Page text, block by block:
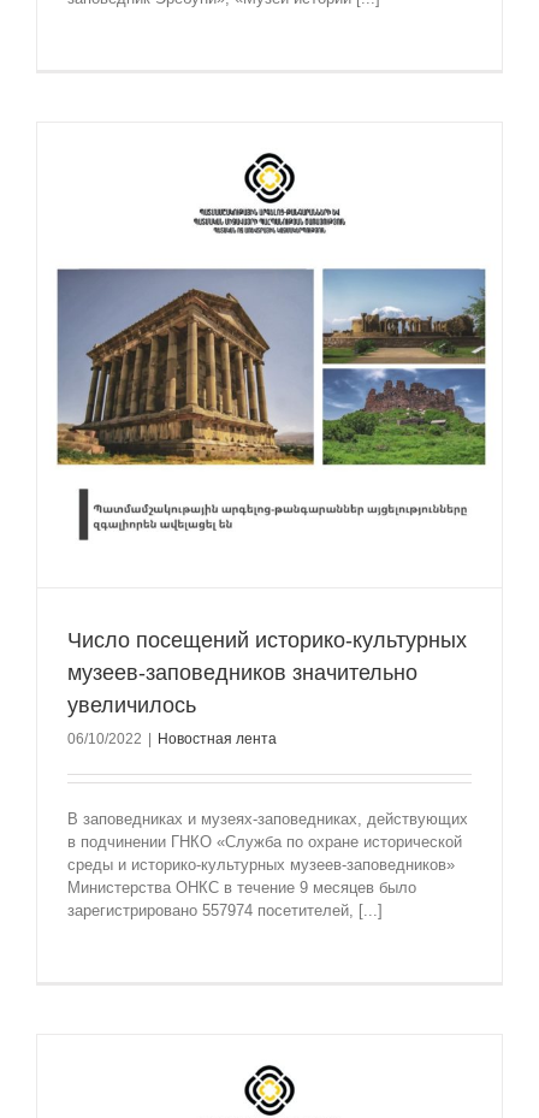
Число посещений историко-культурных
музеев-заповедников значительно
увеличилось
06/10/2022 Новостная лента
В заповедниках и музеях-заповедниках, действующих
в подчинении ГНКО «Служба по охране исторической
среды и историко-культурных музеев-заповедников»
Министерства ОНКС в течение 9 месяцев было
зарегистрировано 557974 посетителей, [...]